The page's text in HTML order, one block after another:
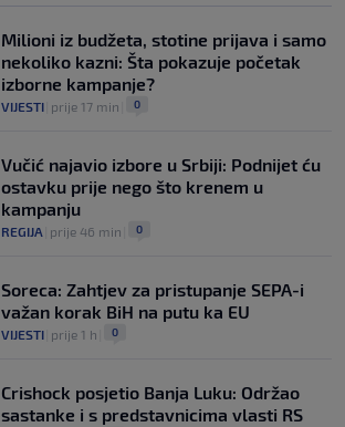
Milioni iz budžeta, stotine prijava i samo
nekoliko kazni: Šta pokazuje početak
izborne kampanje?
VIJESTI prije 17 min 0
Vučić najavio izbore u Srbiji: Podnijet ću
ostavku prije nego što krenem u
kampanju
REGIJA prije 46 min 0
Soreca: Zahtjev za pristupanje SEPA-i
važan korak BiH na putu ka EU
VIJESTI prije 1 h 0
Crishock posjetio Banja Luku: Održao
sastanke i s predstavnicima vlasti RS